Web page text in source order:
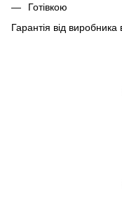
Готівкою
Гарантія від виробника